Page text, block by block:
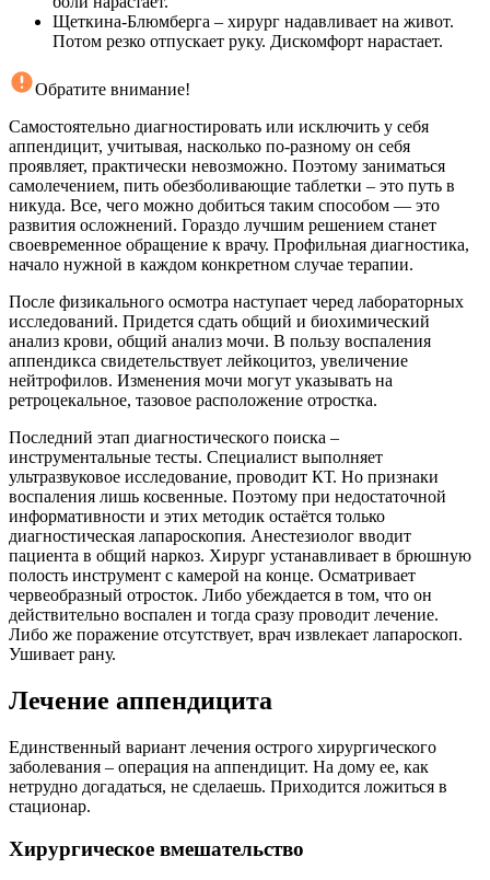
Щеткина-Блюмберга – хирург надавливает на живот.
Потом резко отпускает руку. Дискомфорт нарастает.
Обратите внимание!
Самостоятельно диагностировать или исключить у себя
аппендицит, учитывая, насколько по-разному он себя
проявляет, практически невозможно. Поэтому заниматься
самолечением, пить обезболивающие таблетки – это путь в
никуда. Все, чего можно добиться таким способом — это
развития осложнений. Гораздо лучшим решением станет
своевременное обращение к врачу. Профильная диагностика,
начало нужной в каждом конкретном случае терапии.
После физикального осмотра наступает черед лабораторных
исследований. Придется сдать общий и биохимический
анализ крови, общий анализ мочи. В пользу воспаления
аппендикса свидетельствует лейкоцитоз, увеличение
нейтрофилов. Изменения мочи могут указывать на
ретроцекальное, тазовое расположение отростка.
Последний этап диагностического поиска –
инструментальные тесты. Специалист выполняет
ультразвуковое исследование, проводит КТ. Но признаки
воспаления лишь косвенные. Поэтому при недостаточной
информативности и этих методик остаётся только
диагностическая лапароскопия. Анестезиолог вводит
пациента в общий наркоз. Хирург устанавливает в брюшную
полость инструмент с камерой на конце. Осматривает
червеобразный отросток. Либо убеждается в том, что он
действительно воспален и тогда сразу проводит лечение.
Либо же поражение отсутствует, врач извлекает лапароскоп.
Ушивает рану.
Лечение аппендицита
Единственный вариант лечения острого хирургического
заболевания – операция на аппендицит. На дому ее, как
нетрудно догадаться, не сделаешь. Приходится ложиться в
стационар.
Хирургическое вмешательство